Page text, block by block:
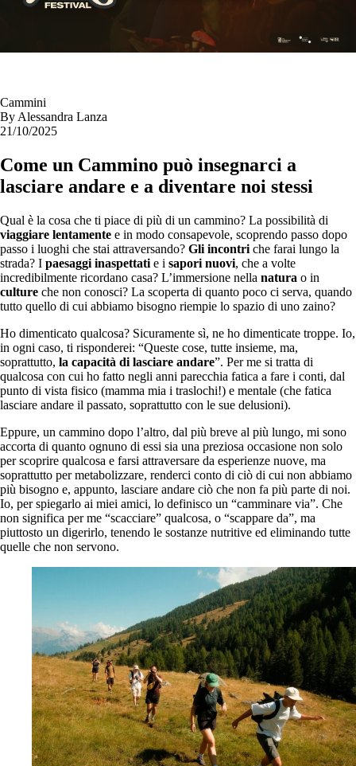
Cammini
By Alessandra Lanza
21/10/2025
Come un Cammino può insegnarci a
lasciare andare e a diventare noi stessi
Qual è la cosa che ti piace di più di un cammino? La possibilità di
viaggiare lentamente e in modo consapevole, scoprendo passo dopo
passo i luoghi che stai attraversando? Gli incontri che farai lungo la
strada? I paesaggi inaspettati e i sapori nuovi, che a volte
incredibilmente ricordano casa? L’immersione nella natura o in
culture che non conosci? La scoperta di quanto poco ci serva, quando
tutto quello di cui abbiamo bisogno riempie lo spazio di uno zaino?
Ho dimenticato qualcosa? Sicuramente sì, ne ho dimenticate troppe. Io,
in ogni caso, ti risponderei: “Queste cose, tutte insieme, ma,
soprattutto, la capacità di lasciare andare”. Per me si tratta di
qualcosa con cui ho fatto negli anni parecchia fatica a fare i conti, dal
punto di vista fisico (mamma mia i traslochi!) e mentale (che fatica
lasciare andare il passato, soprattutto con le sue delusioni).
Eppure, un cammino dopo l’altro, dal più breve al più lungo, mi sono
accorta di quanto ognuno di essi sia una preziosa occasione non solo
per scoprire qualcosa e farsi attraversare da esperienze nuove, ma
soprattutto per metabolizzare, renderci conto di ciò di cui non abbiamo
più bisogno e, appunto, lasciare andare ciò che non fa più parte di noi.
Io, per spiegarlo ai miei amici, lo definisco un “camminare via”. Che
non significa per me “scacciare” qualcosa, o “scappare da”, ma
piuttosto un digerirlo, tenendo le sostanze nutritive ed eliminando tutte
quelle che non servono.